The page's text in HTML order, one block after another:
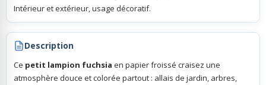
Intérieur et extérieur, usage décoratif.
Description
Ce petit lampion fuchsia en papier froissé craisez une
atmosphère douce et colorée partout : allais de jardin, arbres,